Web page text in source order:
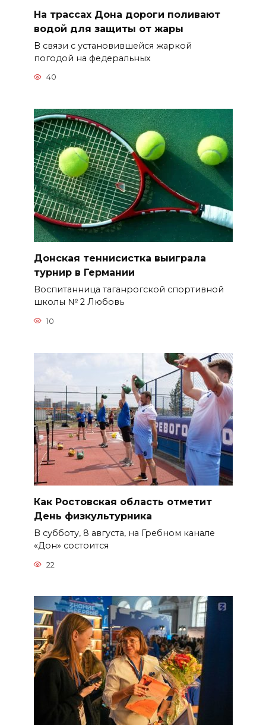
На трассах Дона дороги поливают
водой для защиты от жары
В связи с установившейся жаркой
погодой на федеральных
40
Донская теннисистка выиграла
турнир в Германии
Воспитанница таганрогской спортивной
школы № 2 Любовь
10
Как Ростовская область отметит
День физкультурника
В субботу, 8 августа, на Гребном канале
«Дон» состоится
22